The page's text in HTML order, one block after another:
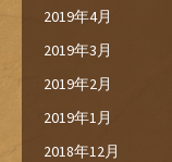
2019年4月
2019年3月
2019年2月
2019年1月
2018年12月